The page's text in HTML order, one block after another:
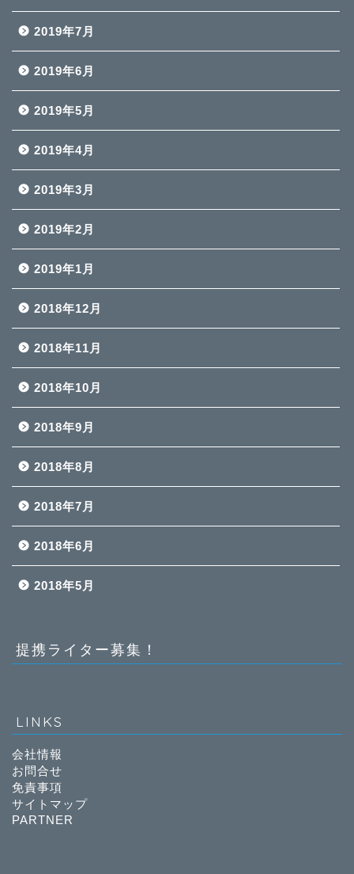
2019年7月
2019年6月
2019年5月
2019年4月
2019年3月
2019年2月
2019年1月
2018年12月
2018年11月
2018年10月
2018年9月
2018年8月
2018年7月
2018年6月
2018年5月
提携ライター募集！
LINKS
会社情報
お問合せ
免責事項
サイトマップ
PARTNER